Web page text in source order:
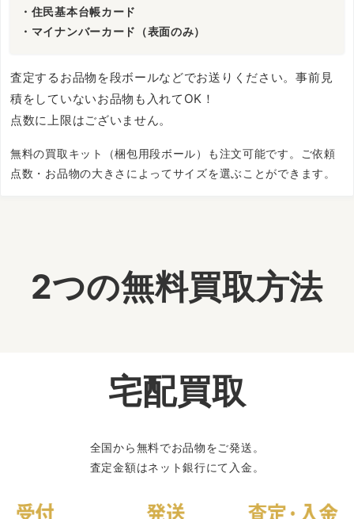
・住民基本台帳カード
・マイナンバーカード（表面のみ）
査定するお品物を段ボールなどでお送りください。事前見
積をしていないお品物も入れてOK！
点数に上限はございません。
無料の買取キット（梱包用段ボール）も注文可能です。ご依頼
点数・お品物の大きさによってサイズを選ぶことができます。
2つの無料買取方法
宅配買取
全国から無料でお品物をご発送。
査定金額はネット銀行にて入金。